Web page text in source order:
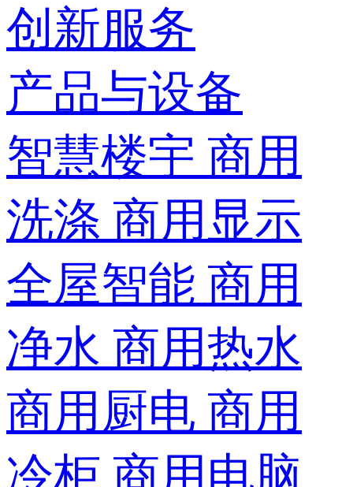
创新服务
产品与设备
智慧楼宇 商用
洗涤 商用显示
全屋智能 商用
净水 商用热水
商用厨电 商用
冷柜 商用电脑